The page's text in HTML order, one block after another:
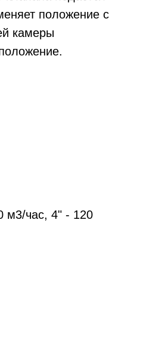
положение с
камеры
м3/час, 4" - 120